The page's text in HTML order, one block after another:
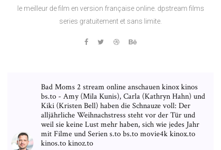
le meilleur de film en version française online. dpstream films
series gratuitement et sans limite.
Bad Moms 2 stream online anschauen kinox kinos
bs.to - Amy (Mila Kunis), Carla (Kathryn Hahn) und
Kiki (Kristen Bell) haben die Schnauze voll: Der
alljährliche Weihnachstress steht vor der Tür und
weil sie keine Lust mehr haben, sich wie jedes Jahr
mit Filme und Serien s.to bs.to movie4k kinox.to
kinos.to kinoz.to